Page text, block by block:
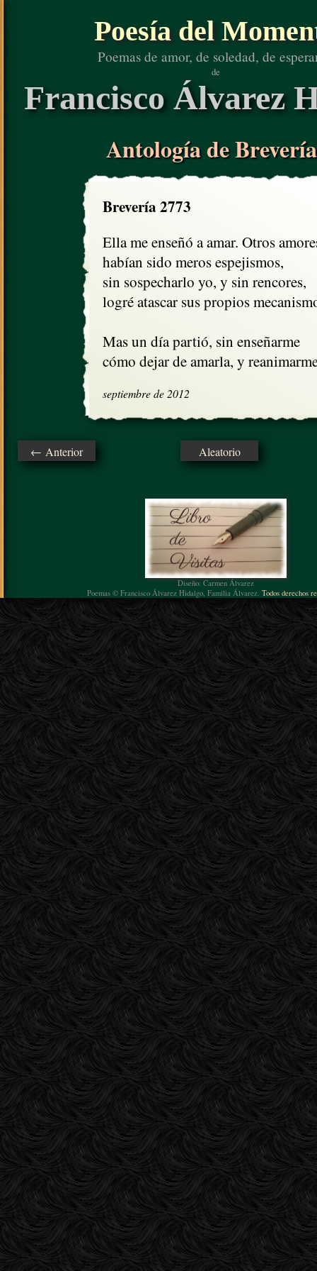
Poesía del
Poemas de amor, de soledad, de
de
Francisco Álvarez
Antología de
Brevería 2773
Ella me enseñó a amar. Otros
habían sido meros espejismos,
sin sospecharlo yo, y sin rencores,
logré atascar sus propios
Mas un día partió, sin enseñarme
cómo dejar de amarla, y
septiembre de 2012
← Anterior Aleatorio
Diseño: Carmen Álvarez
Poemas © Francisco Álvarez Hidalgo, Familia Álvarez. Todos derechos